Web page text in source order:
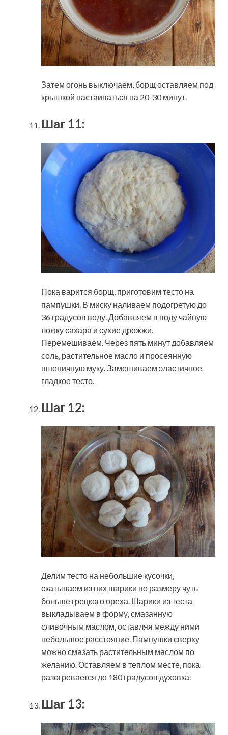
Затем огонь выключаем, борщ оставляем под
крышкой настаиваться на 20-30 минут.
Шаг 11:
Пока варится борщ, приготовим тесто на
пампушки. В миску наливаем подогретую до
36 градусов воду. Добавляем в воду чайную
ложку сахара и сухие дрожжи.
Перемешиваем. Через пять минут добавляем
соль, растительное масло и просеянную
пшеничную муку. Замешиваем эластичное
гладкое тесто.
Шаг 12:
Делим тесто на небольшие кусочки,
скатываем из них шарики по размеру чуть
больше грецкого ореха. Шарики из теста
выкладываем в форму, смазанную
сливочным маслом, оставляя между ними
небольшое расстояние. Пампушки сверху
можно смазать растительным маслом по
желанию. Оставляем в теплом месте, пока
разогревается до 180 градусов духовка.
Шаг 13: